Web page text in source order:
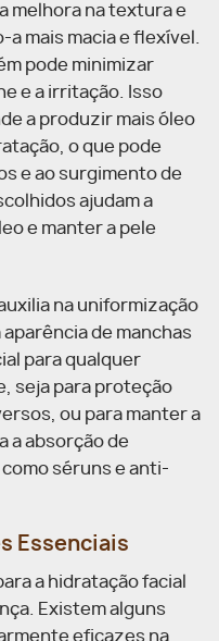
melhora na textura e
mais macia e flexível.
pode minimizar
e a irritação. Isso
a produzir mais óleo
o que pode
e ao surgimento de
ajudam a
e manter a pele
na uniformização
de manchas
para qualquer
seja para proteção
ou para manter a
a absorção de
séruns e anti-
Essenciais
a hidratação facial
Existem alguns
eficazes na